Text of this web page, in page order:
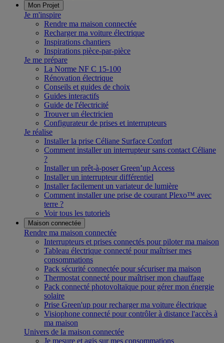
Mon Projet
Je m'inspire
Rendre ma maison connectée
Recharger ma voiture électrique
Inspirations chantiers
Inspirations pièce-par-pièce
Je me prépare
La Norme NF C 15-100
Rénovation électrique
Conseils et guides de choix
Guides interactifs
Guide de l'électricité
Trouver un électricien
Configurateur de prises et interrupteurs
Je réalise
Installer la prise Céliane Surface Confort
Comment installer un interrupteur sans contact Céliane
?
Installer un prêt-à-poser Green’up Access
Installer un interrupteur différentiel
Installer facilement un variateur de lumière
Comment installer une prise de courant Plexo™ avec
terre ?
Voir tous les tutoriels
Maison connectée
Rendre ma maison connectée
Interrupteurs et prises connectés pour piloter ma maison
Tableau électrique connecté pour maîtriser mes
consommations
Pack sécurité connectée pour sécuriser ma maison
Thermostat connecté pour maîtriser mon chauffage
Pack connecté photovoltaïque pour gérer mon énergie
solaire
Prise Green'up pour recharger ma voiture électrique
Visiophone connecté pour contrôler à distance l'accès à
ma maison
Univers de la maison connectée
Je mesure et agis sur mes consommations